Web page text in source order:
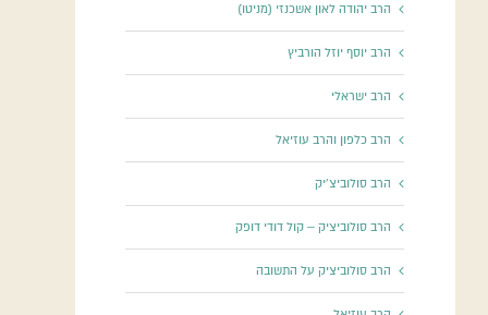
הרב יהודה לאון אשכנזי (מניטו)
הרב יוסף יוזל הורביץ
הרב ישראלי
הרב כלפון והרב עוזיאל
הרב סולוביצ'יק
הרב סולוביציק – קול דודי דופק
הרב סולוביציק על התשובה